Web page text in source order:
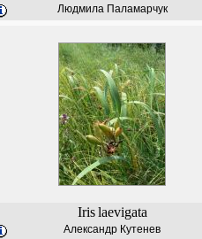
Людмила Паламарчук
Iris laevigata
Александр Кутенев